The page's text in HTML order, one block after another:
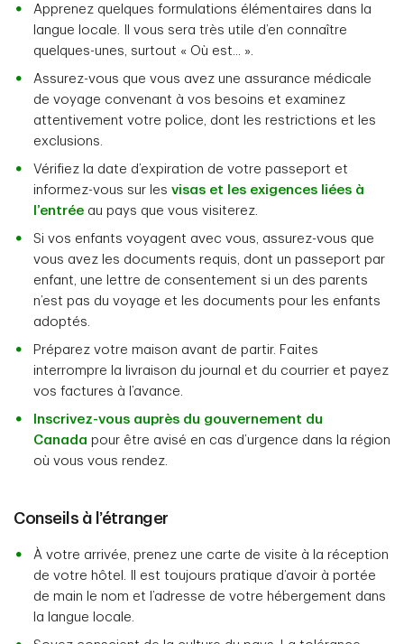
Apprenez quelques formulations élémentaires dans la
langue locale. Il vous sera très utile d’en connaître
quelques-unes, surtout « Où est... ».
Assurez-vous que vous avez une assurance médicale
de voyage convenant à vos besoins et examinez
attentivement votre police, dont les restrictions et les
exclusions.
Vérifiez la date d’expiration de votre passeport et
informez-vous sur les visas et les exigences liées à
l’entrée au pays que vous visiterez.
Si vos enfants voyagent avec vous, assurez-vous que
vous avez les documents requis, dont un passeport par
enfant, une lettre de consentement si un des parents
n’est pas du voyage et les documents pour les enfants
adoptés.
Préparez votre maison avant de partir. Faites
interrompre la livraison du journal et du courrier et payez
vos factures à l’avance.
Inscrivez-vous auprès du gouvernement du
Canada pour être avisé en cas d’urgence dans la région
où vous vous rendez.
Conseils à l’étranger
À votre arrivée, prenez une carte de visite à la réception
de votre hôtel. Il est toujours pratique d’avoir à portée
de main le nom et l’adresse de votre hébergement dans
la langue locale.